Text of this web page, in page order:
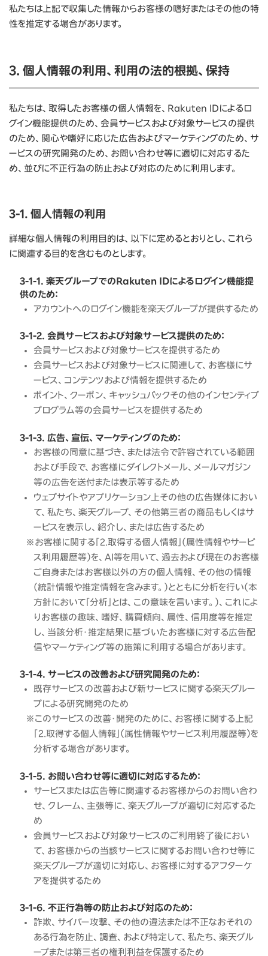
私たちは上記で収集した情報からお客様の嗜好またはその他の特
性を推定する場合があります。
3. 個人情報の利用、利用の法的根拠、保持
私たちは、取得したお客様の個人情報を、Rakuten IDによるロ
グイン機能提供のため、会員サービスおよび対象サービスの提供
のため、関心や嗜好に応じた広告およびマーケティングのため、サ
ービスの研究開発のため、お問い合わせ等に適切に対応するた
め、並びに不正行為の防止および対応のために利用します。
3-1. 個人情報の利用
詳細な個人情報の利用目的は、以下に定めるとおりとし、これら
に関連する目的を含むものとします。
3-1-1. 楽天グループでのRakuten IDによるログイン機能提
供のため：
アカウントへのログイン機能を楽天グループが提供するため
3-1-2. 会員サービスおよび対象サービス提供のため：
会員サービスおよび対象サービスを提供するため
会員サービスおよび対象サービスに関連して、お客様にサ
ービス、コンテンツおよび情報を提供するため
ポイント、クーポン、キャッシュバックその他のインセンティブ
プログラム等の会員サービスを提供するため
3-1-3. 広告、宣伝、マーケティングのため：
お客様の同意に基づき、または法令で許容されている範囲
および手段で、お客様にダイレクトメール、メールマガジン
等の広告を送付または表示等するため
ウェブサイトやアプリケーション上その他の広告媒体におい
て、私たち、楽天グループ、その他第三者の商品もしくはサ
ービスを表示し、紹介し、または広告するため
※お客様に関する「２.取得する個人情報」（属性情報やサービ
ス利用履歴等）を、AI等を用いて、過去および現在のお客様
ご自身またはお客様以外の方の個人情報、その他の情報
（統計情報や推定情報を含みます。）とともに分析を行い（本
方針において「分析」とは、この意味を言います。）、これによ
りお客様の趣味、嗜好、購買傾向、属性、信用度等を推定
し、当該分析・推定結果に基づいたお客様に対する広告配
信やマーケティング等の施策に利用する場合があります。
3-1-4. サービスの改善および研究開発のため：
既存サービスの改善および新サービスに関する楽天グルー
プによる研究開発のため
※このサービスの改善・開発のために、お客様に関する上記
「２.取得する個人情報」（属性情報やサービス利用履歴等）を
分析する場合があります。
3-1-5. お問い合わせ等に適切に対応するため：
サービスまたは広告等に関連するお客様からのお問い合わ
せ、クレーム、主張等に、楽天グループが適切に対応するた
め
会員サービスおよび対象サービスのご利用終了後におい
て、お客様からの当該サービスに関するお問い合わせ等に
楽天グループが適切に対応し、お客様に対するアフターケ
アを提供するため
3-1-6. 不正行為等の防止および対応のため：
詐欺、サイバー攻撃、その他の違法または不正なおそれの
ある行為を防止、調査、および特定して、私たち、楽天グル
ープまたは第三者の権利利益を保護するため